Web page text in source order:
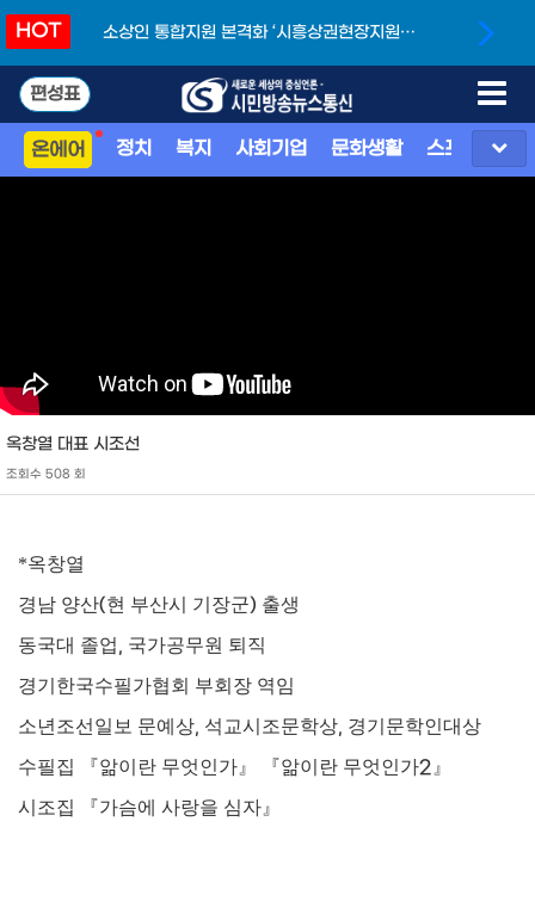
HOT
소상인 통합지원 본격화 ‘시흥상권현장지원단’
편성표
온에어 정치 복지 사회기업 문화생활 스포츠 지
옥창열 대표 시조선
조회수 508 회
*옥창열
경남 양산(현 부산시 기장군) 출생
동국대 졸업, 국가공무원 퇴직
경기한국수필가협회 부회장 역임
소년조선일보 문예상, 석교시조문학상, 경기문학인대상
수필집
『앎이란 무엇인가 』 『앎이란 무엇인가2 』
시조집
『가슴에 사랑을 심자 』